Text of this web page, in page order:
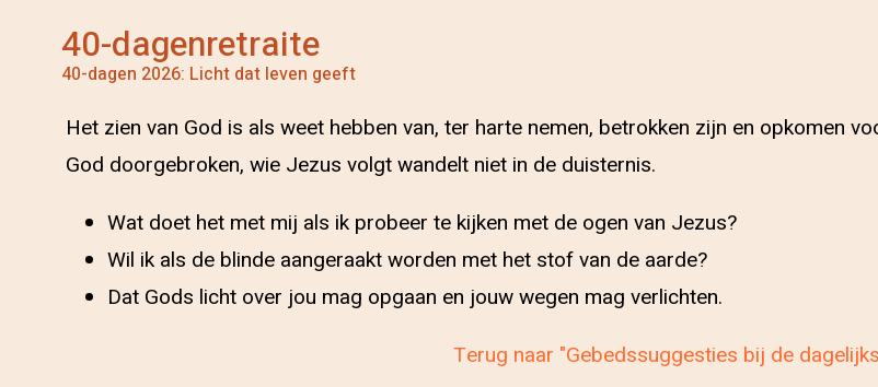
40-dagenretraite
40-dagen 2026: Licht dat leven geeft
Het zien van God is als weet hebben van, ter harte nemen, betrokken zijn en opkomen
God doorgebroken, wie Jezus volgt wandelt niet in de duisternis.
Wat doet het met mij als ik probeer te kijken met de ogen van Jezus?
Wil ik als de blinde aangeraakt worden met het stof van de aarde?
Dat Gods licht over jou mag opgaan en jouw wegen mag verlichten.
Terug naar "Gebedssuggesties bij de